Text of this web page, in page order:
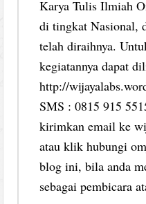
Karya Tulis Ilmiah
di tingkat Nasional,
telah diraihnya.
kegiatannya dapat
http://
SMS : 0815 915
kirimkan email ke
atau klik hubungi
blog ini, bila anda
sebagai pembicara